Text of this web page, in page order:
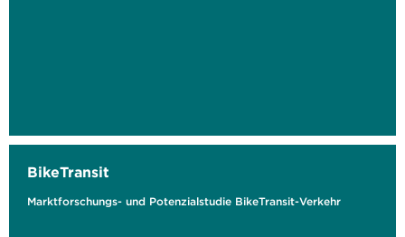
BikeTransit
Marktforschungs- und Potenzialstudie BikeTransit-Verkehr